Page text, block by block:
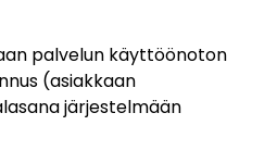
palvelun käyttöönoton
(asiakkaan
järjestelmään